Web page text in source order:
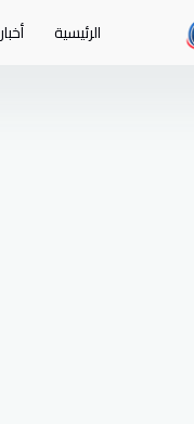
الرئيسية أخبار